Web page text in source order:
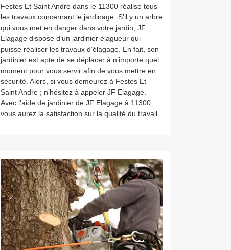
Festes Et Saint Andre dans le 11300 réalise tous
les travaux concernant le jardinage. S’il y un arbre
qui vous met en danger dans votre jardin, JF
Elagage dispose d’un jardinier élagueur qui
puisse réaliser les travaux d’élagage. En fait, son
jardinier est apte de se déplacer à n’importe quel
moment pour vous servir afin de vous mettre en
sécurité. Alors, si vous demeurez à Festes Et
Saint Andre ; n’hésitez à appeler JF Elagage.
Avec l’aide de jardinier de JF Elagage à 11300,
vous aurez la satisfaction sur la qualité du travail.